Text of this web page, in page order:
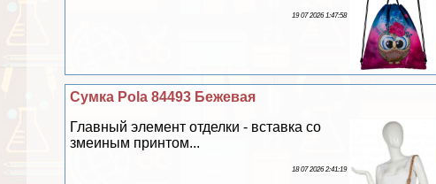
19 07 2026 1:47:58
Сумка Pola 84493 Бежевая
Главный элемент отделки - вставка со
змеиным принтом...
18 07 2026 2:41:19